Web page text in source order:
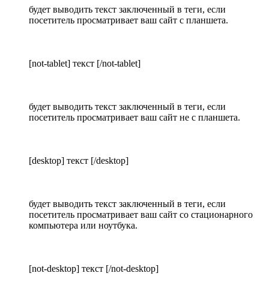
будет выводить текст заключенный в теги, если
посетитель просматривает ваш сайт с планшета.
[not-tablet] текст [/not-tablet]
будет выводить текст заключенный в теги, если
посетитель просматривает ваш сайт не с планшета.
[desktop] текст [/desktop]
будет выводить текст заключенный в теги, если
посетитель просматривает ваш сайт со стационарного
компьютера или ноутбука.
[not-desktop] текст [/not-desktop]